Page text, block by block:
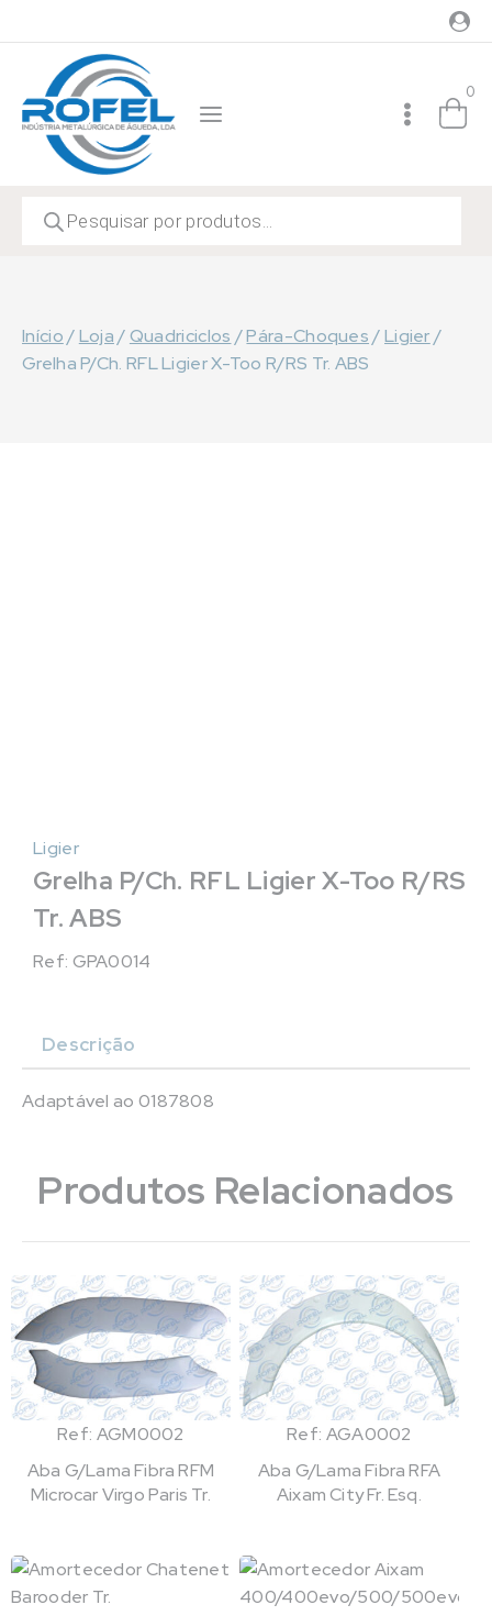
to
content
0
search
Início/Loja /Quadriciclos /Pára-Choques /Ligier/
Grelha P/Ch. RFL Ligier X-Too R/RS Tr. ABS
Ligier
Grelha P/Ch. RFL Ligier X-Too R/RS
Tr. ABS
Ref: GPA0014
Descrição
Adaptável ao 0187808
Produtos Relacionados
Ref: AGM0002
Aba G/Lama Fibra RFM
Microcar Virgo Paris Tr.
Ref: AGA0002
Aba G/Lama Fibra RFA
Aixam City Fr. Esq.